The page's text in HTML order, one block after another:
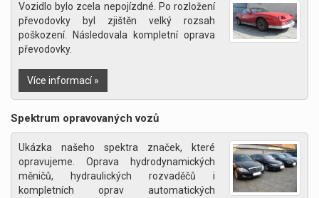
Vozidlo bylo zcela nepojízdné. Po rozložení
převodovky byl zjištěn velký rozsah
poškození. Následovala kompletní oprava
převodovky.
Více informací »
Spektrum opravovaných vozů
Ukázka našeho spektra značek, které
opravujeme. Oprava hydrodynamických
měničů, hydraulických rozvaděčů i
kompletních oprav automatických